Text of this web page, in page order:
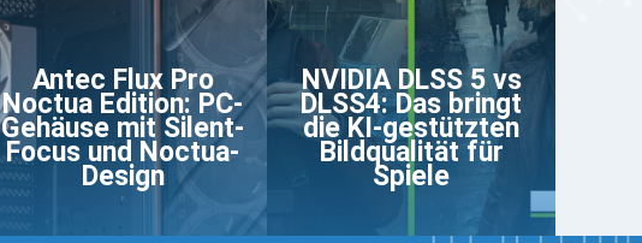
Antec Flux Pro
Noctua Edition: PC-
Gehäuse mit Silent-
Focus und Noctua-
Design
NVIDIA DLSS 5 vs
DLSS4: Das bringt
die KI-gestützten
Bildqualität für
Spiele